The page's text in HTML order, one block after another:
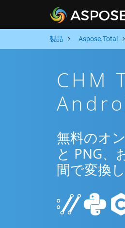
製品 Aspose.Total
CHM
無料のオ
と PNG、
間で変換し